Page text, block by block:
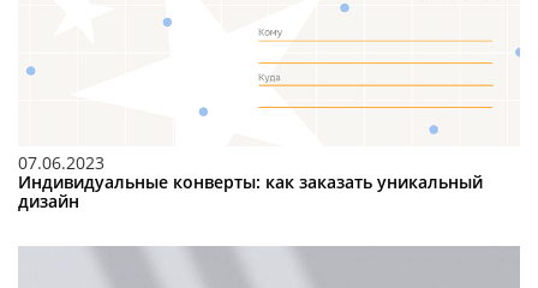
07.06.2023
Индивидуальные конверты: как заказать уникальный
дизайн